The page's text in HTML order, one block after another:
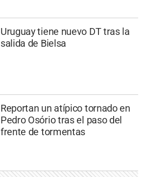
Uruguay tiene nuevo DT tras la
salida de Bielsa
Reportan un atípico tornado en
Pedro Osório tras el paso del
frente de tormentas